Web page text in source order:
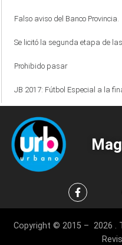
Falso aviso del Banco Provincia.
Se licitó la segunda etapa de
Prohibido pasar
JB 2017: Fútbol Especial a la
Copyright © 2015 – 2026 .